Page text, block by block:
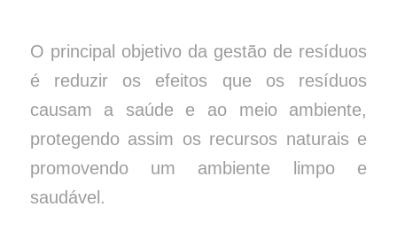
O principal objetivo da gestão de resíduos
é reduzir os efeitos que os resíduos
causam a saúde e ao meio ambiente,
protegendo assim os recursos naturais e
promovendo um ambiente limpo e
saudável.